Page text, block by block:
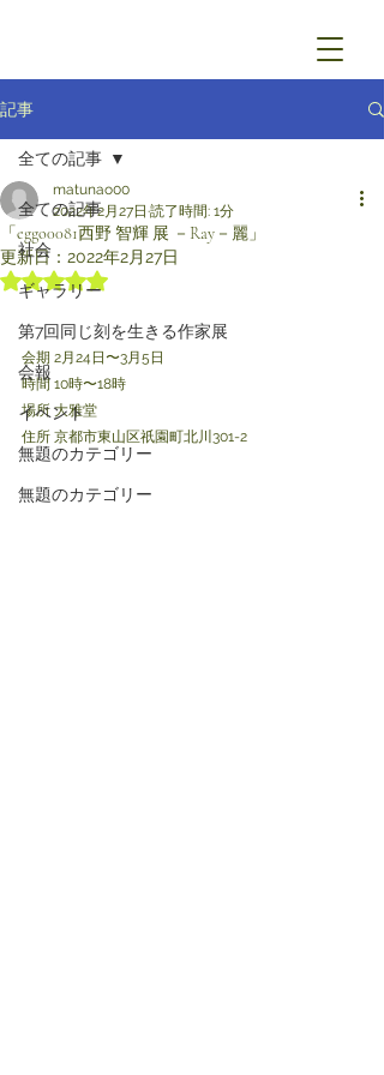
記事
全ての記事
社会
ギャラリー
第7回同じ刻を生きる作家展
会報
イベント
無題のカテゴリー
無題のカテゴリー
全ての記事
「eggo0081西野 智輝 展 －Ray－麗」
matunao00
2022年2月27日 読了時間: 1分
更新日： 2022年2月27日
5つ星のうちNaNと評価されています。
会期 2月24日〜3月5日
時間 10時〜18時
場所 大雅堂
住所 京都市東山区祇園町北川301-2